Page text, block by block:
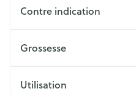
Contre indication
Grossesse
Utilisation